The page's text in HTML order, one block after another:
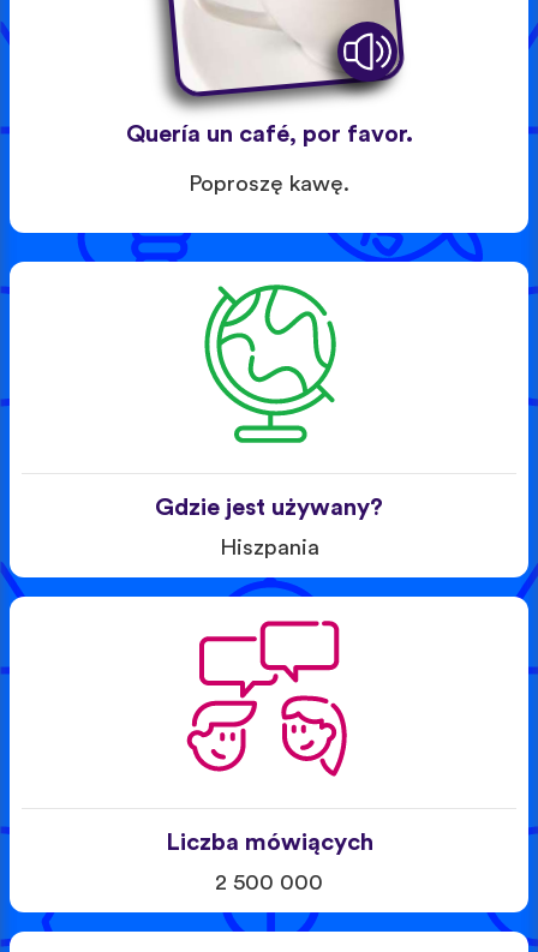
Quería un café, por favor.
Poproszę kawę.
Gdzie jest używany?
Hiszpania
Liczba mówiących
2 500 000